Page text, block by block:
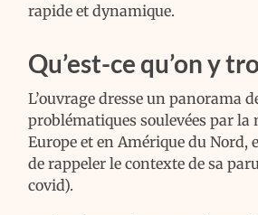
rapide et dynamique.
Qu’est-ce qu’on y
L’ouvrage dresse un panorama
problématiques soulevées par la
Europe et en Amérique du Nord,
de rappeler le contexte de sa
covid).